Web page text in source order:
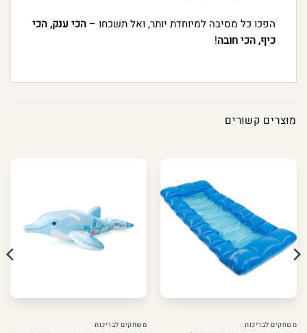
הפכו כל מסיבה למיוחדת יותר, ואל תשכחו –הכי ענק, הכי
כיף, הכי חובה!
מוצרים קשורים
משחקים לבריכות משחקים לבריכות